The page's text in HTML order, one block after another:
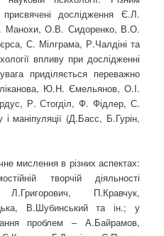
дослідження Є.Л.
Манохи, О.В. Сидоренко, В.О.
С. Мілграма, Р.Чалдіні та
впливу при дослідженні
приділяється переважно
Ю.Н. Ємельянов, О.І.
Р. Стогділ, Ф. Фідлер, С.
маніпуляції (Д.Басс, Б.Гурін,
мислення в різних аспектах:
творчій діяльності
П.Кравчук,
В.Шубинський та ін.; у
проблем – А.Байрамов,